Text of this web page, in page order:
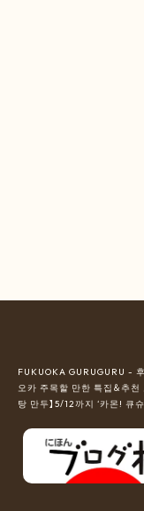
FUKUOKA GURUGURU -
오카 주목할 만한 특집＆추
탕 만두】5/12까지 ‘카몬! 큐